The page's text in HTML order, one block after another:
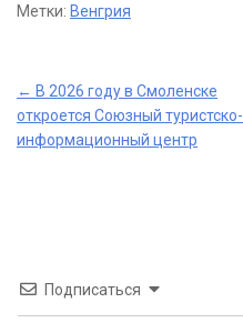
Метки: Венгрия
Post
navigation
← В 2026 году в Смоленске
откроется Союзный туристско-
информационный центр
Подписаться